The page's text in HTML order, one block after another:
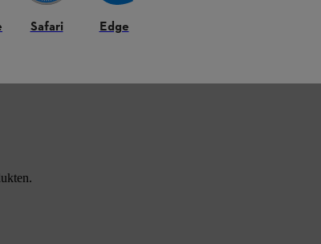
40 cm, 45 cm und 50 cm
Safari Edge